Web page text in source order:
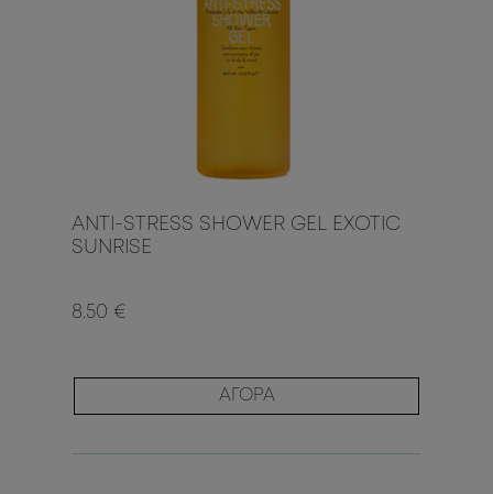
ANTI-STRESS SHOWER GEL EXOTIC
SUNRISE
8.50 €
ΑΓΟΡΑ